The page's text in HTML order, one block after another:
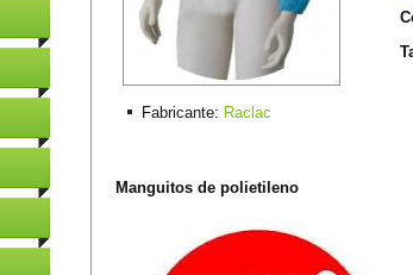
Fabricante: Raclac
Manguitos de polietileno